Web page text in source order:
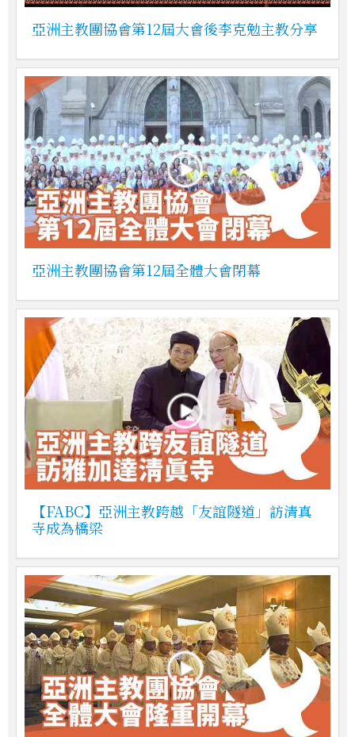
亞洲主教團協會第12屆大會後李克勉主教分享
亞洲主教團協會第12屆全體大會閉幕
【FABC】亞洲主教跨越「友誼隧道」訪清真
寺成為橋梁